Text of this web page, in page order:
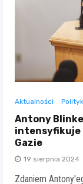
Aktualności
Antony
intensyfikuje
Gazie
19 sierpnia 2024
Zdaniem